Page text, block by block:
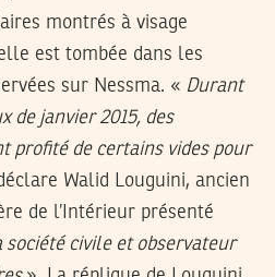
montrés à visage
est tombée dans les
sur Nessma. « Durant
de janvier 2015, des
profité de certains vides pour
Walid Louguini, ancien
de l’Intérieur présenté
société civile et observateur